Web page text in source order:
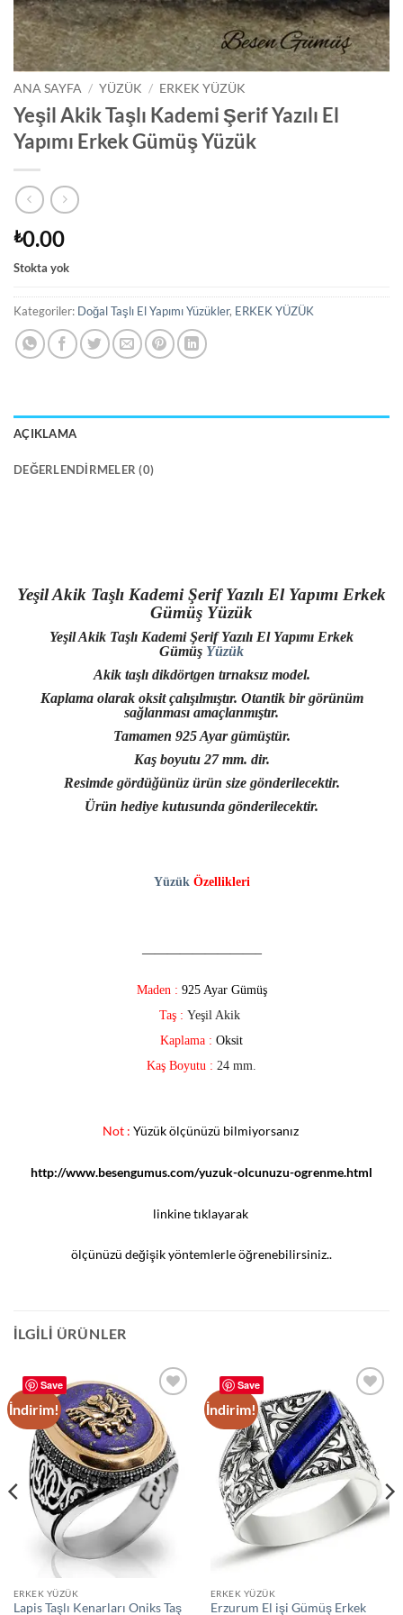
ANA SAYFA / YÜZÜK / ERKEK YÜZÜK
Yeşil Akik Taşlı Kademi Şerif Yazılı El
Yapımı Erkek Gümüş Yüzük
₺0.00
Stokta yok
Kategoriler: Doğal Taşlı El Yapımı Yüzükler, ERKEK YÜZÜK
AÇIKLAMA
DEĞERLENDIRMELER (0)
Yeşil Akik Taşlı Kademi Şerif Yazılı El Yapımı Erkek
Gümüş Yüzük
Yeşil Akik Taşlı Kademi Şerif Yazılı El Yapımı Erkek
Gümüş Yüzük
Akik taşlı dikdörtgen tırnaksız model.
Kaplama olarak oksit çalışılmıştır. Otantik bir görünüm
sağlanması amaçlanmıştır.
Tamamen 925 Ayar gümüştür.
Kaş boyutu 27 mm. dir.
Resimde gördüğünüz ürün size gönderilecektir.
Ürün hediye kutusunda gönderilecektir.
Yüzük Özellikleri
—————————–
Maden : 925 Ayar Gümüş
Taş : Yeşil Akik
Kaplama : Oksit
Kaş Boyutu : 24 mm.
Not : Yüzük ölçünüzü bilmiyorsanız
http://www.besengumus.com/yuzuk-olcunuzu-ogrenme.html
linkine tıklayarak
ölçünüzü değişik yöntemlerle öğrenebilirsiniz..
İLGILI ÜRÜNLER
Save
İndirim!
Add to
wishlist
ERKEK YÜZÜK
Lapis Taşlı Kenarları Oniks Taş
Save
İndirim!
Add to
wishlist
ERKEK YÜZÜK
Erzurum El işi Gümüş Erkek